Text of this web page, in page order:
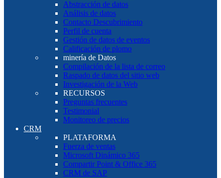
Abstracción de datos
Análisis de datos
Contacto Descubrimiento
Perfil de cuenta
Gestión de datos de eventos
Calificación de plomo
minería de Datos
Compilación de la lista de correo
Raspado de datos del sitio web
Investigación de la Web
RECURSOS
Preguntas frecuentes
Testimonial
Monitoreo de precios
CRM
PLATAFORMA
Fuerza de ventas
Microsoft Dinámico 365
Compartir Point & Office 365
CRM de SAP